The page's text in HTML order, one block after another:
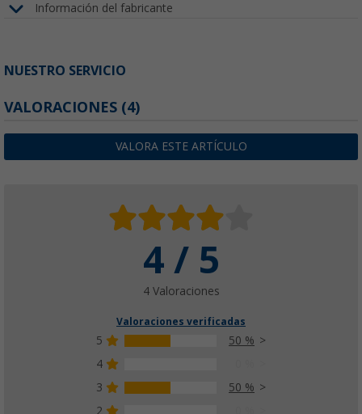
Información del fabricante
NUESTRO SERVICIO
VALORACIONES (4)
VALORA ESTE ARTÍCULO
4 / 5
4 Valoraciones
Valoraciones verificadas
5
50 %
4
3
50 %
2